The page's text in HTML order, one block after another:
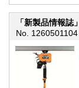
「新製品情報
No. 1260501104